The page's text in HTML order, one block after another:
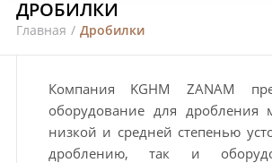
ДРОБИЛКИ
Главная / Дробилки
Компания KGHM ZANAM
оборудование для дробления
низкой и средней степенью
дроблению, так и